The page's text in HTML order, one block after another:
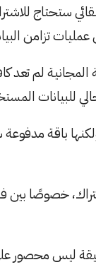
ستحتاج
تزامن
لم تعد
للبيانات
خصوصًا بين
ليس محصور